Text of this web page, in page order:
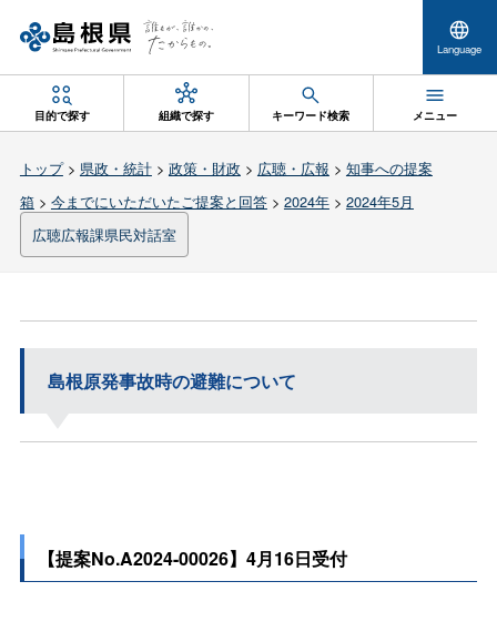
Language
目的で探す 組織で探す キーワード検索 メニュー
トップ> 県政・統計> 政策・財政 > 広聴・広報 > 知事への提案
箱> 今までにいただいたご提案と回答> 2024年> 2024年5月
広聴広報課県民対話室
島根原発事故時の避難について
【提案No.A2024-00026】4月16日受付